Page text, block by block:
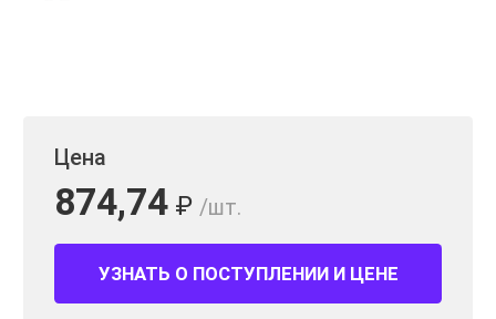
Цена
874,74 ₽ /шт.
УЗНАТЬ О ПОСТУПЛЕНИИ И ЦЕНЕ